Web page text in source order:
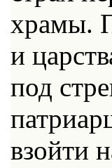
храмы.
и
под
взойти